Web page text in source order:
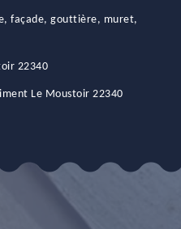
façade, gouttière, muret,
22340
Le Moustoir 22340